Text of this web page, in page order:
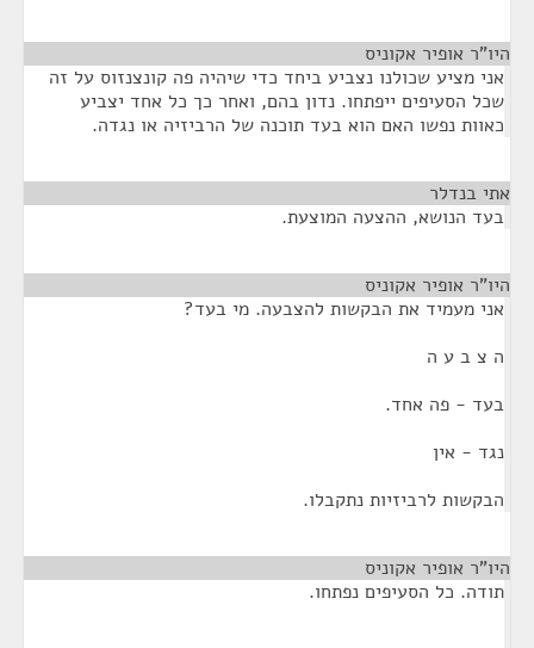
היו"ר אופיר אקוניס
אני מציע שכולנו נצביע ביחד כדי שיהיה פה קונצנזוס על זה
שכל הסעיפים ייפתחו. נדון בהם, ואחר כך כל אחד יצביע
כאוות נפשו האם הוא בעד תוכנה של הרביזיה או נגדה.
אתי בנדלר
בעד הנושא, ההצעה המוצעת.
היו"ר אופיר אקוניס
אני מעמיד את הבקשות להצבעה. מי בעד?
ה צ ב ע ה
בעד - פה אחד.
נגד - אין
הבקשות לרביזיות נתקבלו.
היו"ר אופיר אקוניס
תודה. כל הסעיפים נפתחו.